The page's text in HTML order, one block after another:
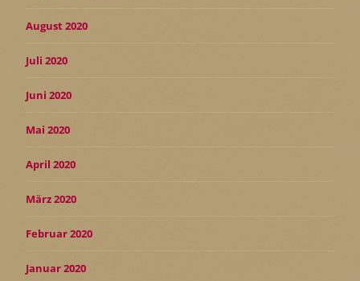
August 2020
Juli 2020
Juni 2020
Mai 2020
April 2020
März 2020
Februar 2020
Januar 2020